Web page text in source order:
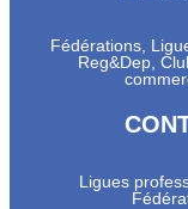
Fédérations,
Reg&Dep,
Ligues